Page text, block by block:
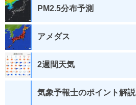
PM2.5分布予測
アメダス
2週間天気
気象予報士のポイント解説